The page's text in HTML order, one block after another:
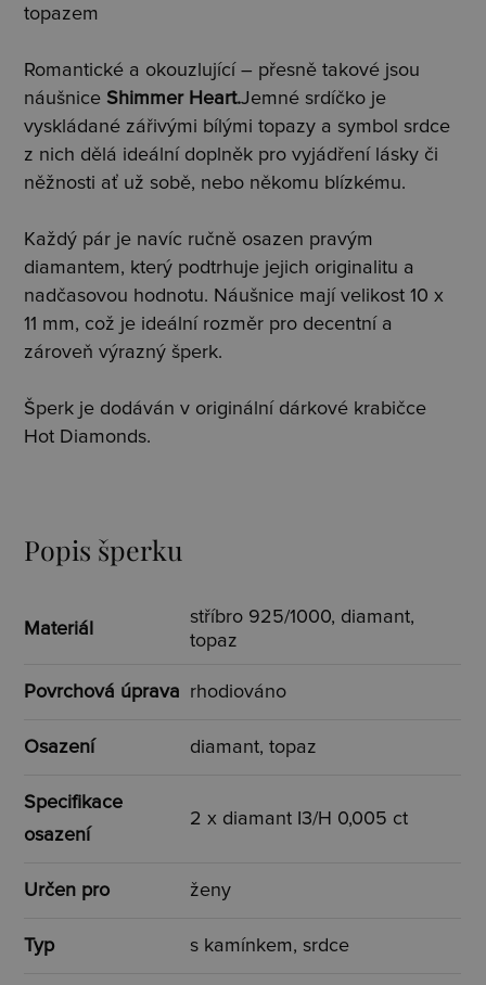
topazem
Romantické a okouzlující – přesně takové jsou
náušniceShimmer Heart.Jemné srdíčko je
vyskládané zářivými bílými topazy a symbol srdce
z nich dělá ideální doplněk pro vyjádření lásky či
něžnosti ať už sobě, nebo někomu blízkému.
Každý pár je navíc ručně osazen pravým
diamantem, který podtrhuje jejich originalitu a
nadčasovou hodnotu. Náušnice mají velikost 10 x
11 mm, což je ideální rozměr pro decentní a
zároveň výrazný šperk.
Šperk je dodáván v originální dárkové krabičce
Hot Diamonds.
Popis šperku
Materiál
stříbro 925/1000, diamant,
topaz
Povrchová úprava rhodiováno
Osazení diamant, topaz
Specifikace
osazení
2 x diamant I3/H 0,005 ct
Určen pro ženy
Typ s kamínkem, srdce